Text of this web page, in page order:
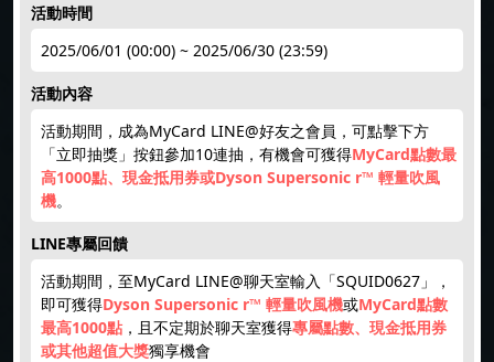
●
簽到禮1
hot
回饋10%
hot new
活動時間
2025/06/01 (00:00) ~ 2025/06/30 (23:59)
活動內容
活動期間，成為MyCard LINE@好友之會員，可點擊下方
「立即抽獎」按鈕參加10連抽，有機會可獲得MyCard點數最
高1000點、現金抵用券或Dyson Supersonic r™ 輕量吹風
機。
LINE專屬回饋
活動期間，至MyCard LINE@聊天室輸入「SQUID0627」，
即可獲得Dyson Supersonic r™ 輕量吹風機或MyCard點數
最高1000點 ，且不定期於聊天室獲得專屬點數、現金抵用券
或其他超值大獎獨享機會